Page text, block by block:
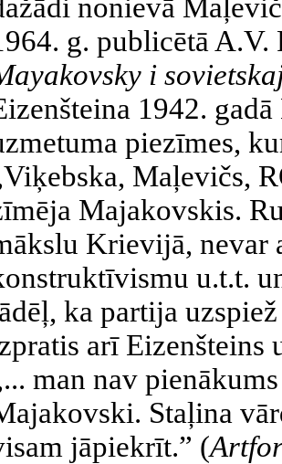
nonievā
g. publicētā A.V.
i
1942.
piezīmes,
Maļevičs,
Majakovskis.
Krievijā, nevar
u.t.t.
ka partija
arī Eizenšteins
man nav
Staļina
jāpiekrīt.” (